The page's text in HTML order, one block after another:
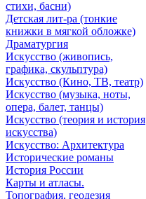
стихи, басни)
Детская лит-ра (тонкие
книжки в мягкой обложке)
Драматургия
Искусствo (живопись,
графика, скульптура)
Искусствo (Кино, ТВ, театр)
Искусствo (музыка, ноты,
опера, балет, танцы)
Искусствo (теория и история
искусства)
Искусство: Архитектура
Исторические романы
История России
Карты и атласы.
Топография, геодезия